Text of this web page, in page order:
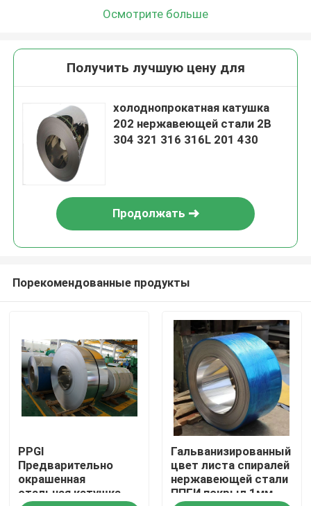
Дома
О Компании
Контакты
Осмотрите больше
Получить лучшую цену для
холоднопрокатная катушка
202 нержавеющей стали 2B
304 321 316 316L 201 430
Продолжать
Порекомендованные продукты
PPGI
Предварительно
окрашенная
стальная катушка,
Гальванизированный
цвет листа спиралей
нержавеющей стали
ППГИ покрыл 1мм